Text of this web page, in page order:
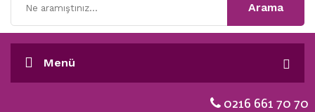
Arama
Menü
0216 661 70 70